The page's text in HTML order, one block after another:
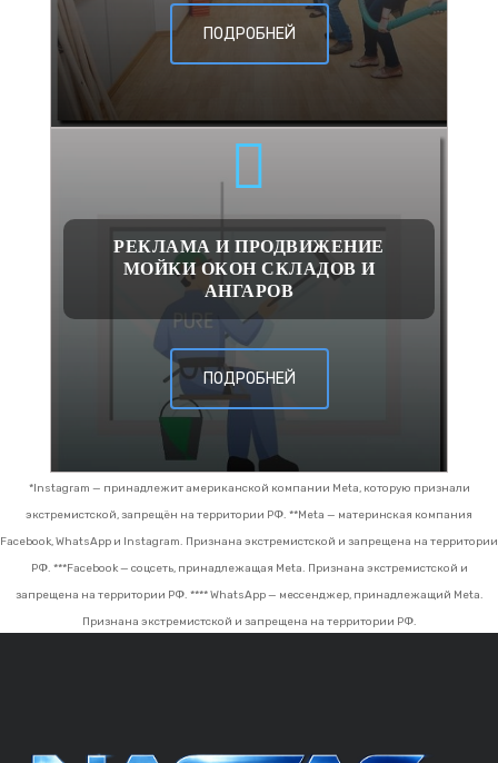
ПОДРОБНЕЙ
РЕКЛАМА И ПРОДВИЖЕНИЕ
МОЙКИ ОКОН СКЛАДОВ И
АНГАРОВ
ПОДРОБНЕЙ
*Instagram — принадлежит американской компании Meta, которую признали
экстремистской, запрещён на территории РФ. **Meta — материнская компания
Facebook, WhatsApp и Instagram. Признана экстремистской и запрещена на территории
РФ. ***Facebook — соцсеть, принадлежащая Meta. Признана экстремистской и
запрещена на территории РФ. **** WhatsApp — мессенджер, принадлежащий Meta.
Признана экстремистской и запрещена на территории РФ.